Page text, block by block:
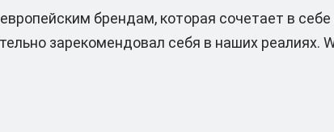
брендам, которая сочетает в
зарекомендовал себя в наших реалиях.